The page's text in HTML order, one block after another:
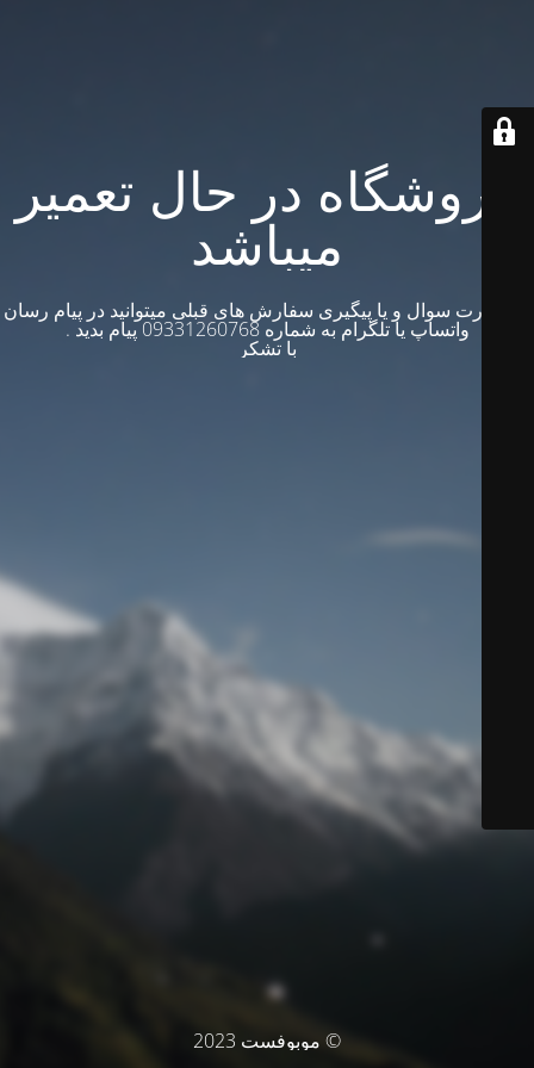
فروشگاه در حال تعمیر
میباشد
در صورت سوال و یا پیگیری سفارش های قبلی میتوانید در پیام رسان
واتساپ یا تلگرام به شماره 09331260768 پیام بدید .
با تشکر
© موبوفست 2023